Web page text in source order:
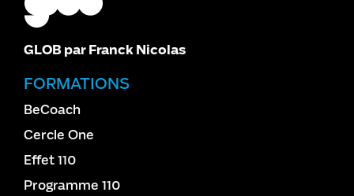
GLOB par Franck Nicolas
FORMATIONS
BeCoach
Cercle One
Effet 110
Programme 110